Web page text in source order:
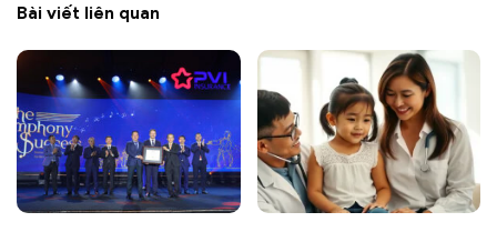
Bài viết liên quan